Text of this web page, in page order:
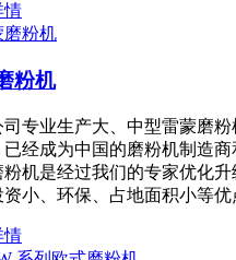
情
粉机
司专业生产大、中型雷蒙磨
经成为中国的磨粉机制造商
粉机是经过我们的专家优化
资小、环保、占地面积小等
情